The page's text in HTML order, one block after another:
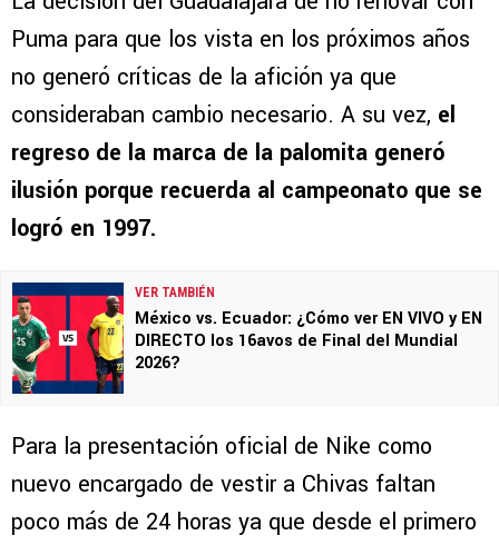
Puma para que los vista en los próximos años
no generó críticas de la afición ya que
consideraban cambio necesario. A su vez, el
regreso de la marca de la palomita generó
ilusión porque recuerda al campeonato que se
logró en 1997.
VER TAMBIÉN
México vs. Ecuador: ¿Cómo ver EN VIVO y EN
DIRECTO los 16avos de Final del Mundial
2026?
Para la presentación oficial de Nike como
nuevo encargado de vestir a Chivas faltan
poco más de 24 horas ya que desde el primero